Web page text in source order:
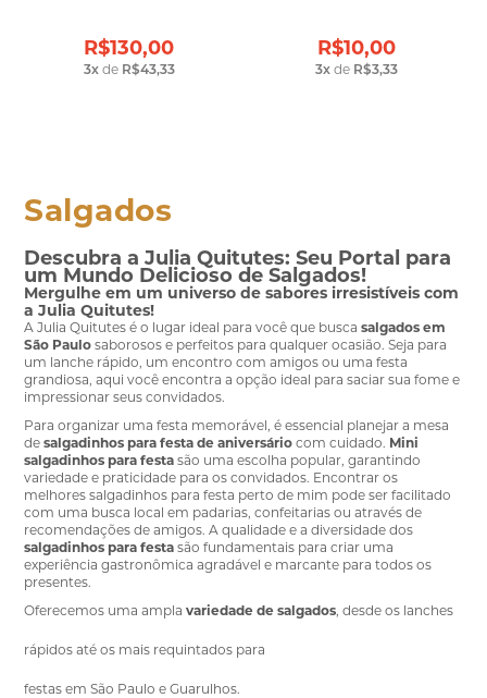
R$130,00
3xde R$43,33
R$10,00
3x de R$3,33
Salgados
Descubra a Julia Quitutes: Seu Portal para
um Mundo Delicioso de Salgados!
Mergulhe em um universo de sabores irresistíveis com
a Julia Quitutes!
A Julia Quitutes é o lugar ideal para você que buscasalgados em
São Paulo saborosos e perfeitos para qualquer ocasião. Seja para
um lanche rápido, um encontro com amigos ou uma festa
grandiosa, aqui você encontra a opção ideal para saciar sua fome e
impressionar seus convidados.
Para organizar uma festa memorável, é essencial planejar a mesa
desalgadinhos para festa de aniversário com cuidado. Mini
salgadinhos para festa são uma escolha popular, garantindo
variedade e praticidade para os convidados. Encontrar os
melhores salgadinhos para festa perto de mim pode ser facilitado
com uma busca local em padarias, confeitarias ou através de
recomendações de amigos. A qualidade e a diversidade dos
salgadinhos para festa são fundamentais para criar uma
experiência gastronômica agradável e marcante para todos os
presentes.
Oferecemos uma amplavariedade de salgados , desde os lanches
rápidos até os mais requintados para
festas em São Paulo e Guarulhos.